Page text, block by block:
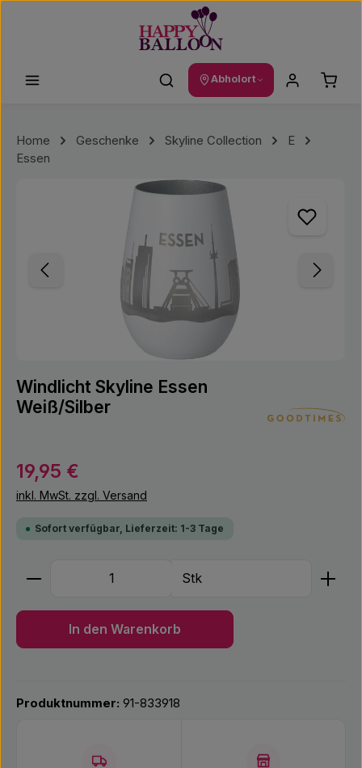
Abholort
Home Geschenke Skyline Collection
E
Essen
Bildergalerie überspringen
Windlicht Skyline Essen
Weiß/Silber
Regulärer Preis:
19,95 €
inkl. MwSt. zzgl. Versand
Sofort verfügbar, Lieferzeit: 1-3 Tage
Produkt Anzahl: Gib den gewünschten Wert ein
Stk
In den Warenkorb
Produktnummer: 91-833918